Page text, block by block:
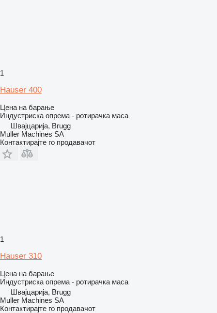
1
Hauser 400
Цена на барање
Индустриска опрема - ротирачка маса
Швајцарија, Brugg
Muller Machines SA
Контактирајте го продавачот
1
Hauser 310
Цена на барање
Индустриска опрема - ротирачка маса
Швајцарија, Brugg
Muller Machines SA
Контактирајте го продавачот